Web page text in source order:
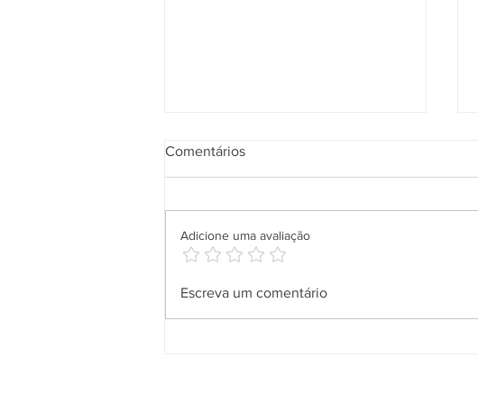
Salineira leva solidariedade a
com entrega de doações da
Comentários
Adicione uma avaliação
Escreva um comentário